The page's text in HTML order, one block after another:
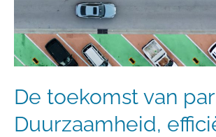
De toekomst van
Duurzaamheid,
efficiëntie
en
samenwerking